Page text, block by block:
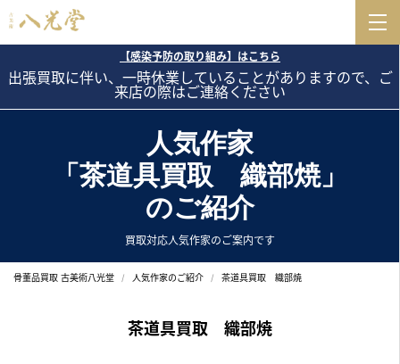
【感染予防の取り組み】はこちら
出張買取に伴い、一時休業していることがありますので、ご
来店の際はご連絡ください
人気作家
「茶道具買取 織部焼」
のご紹介
買取対応人気作家のご案内です
骨董品買取 古美術八光堂 人気作家のご紹介 茶道具買取 織部焼
茶道具買取 織部焼